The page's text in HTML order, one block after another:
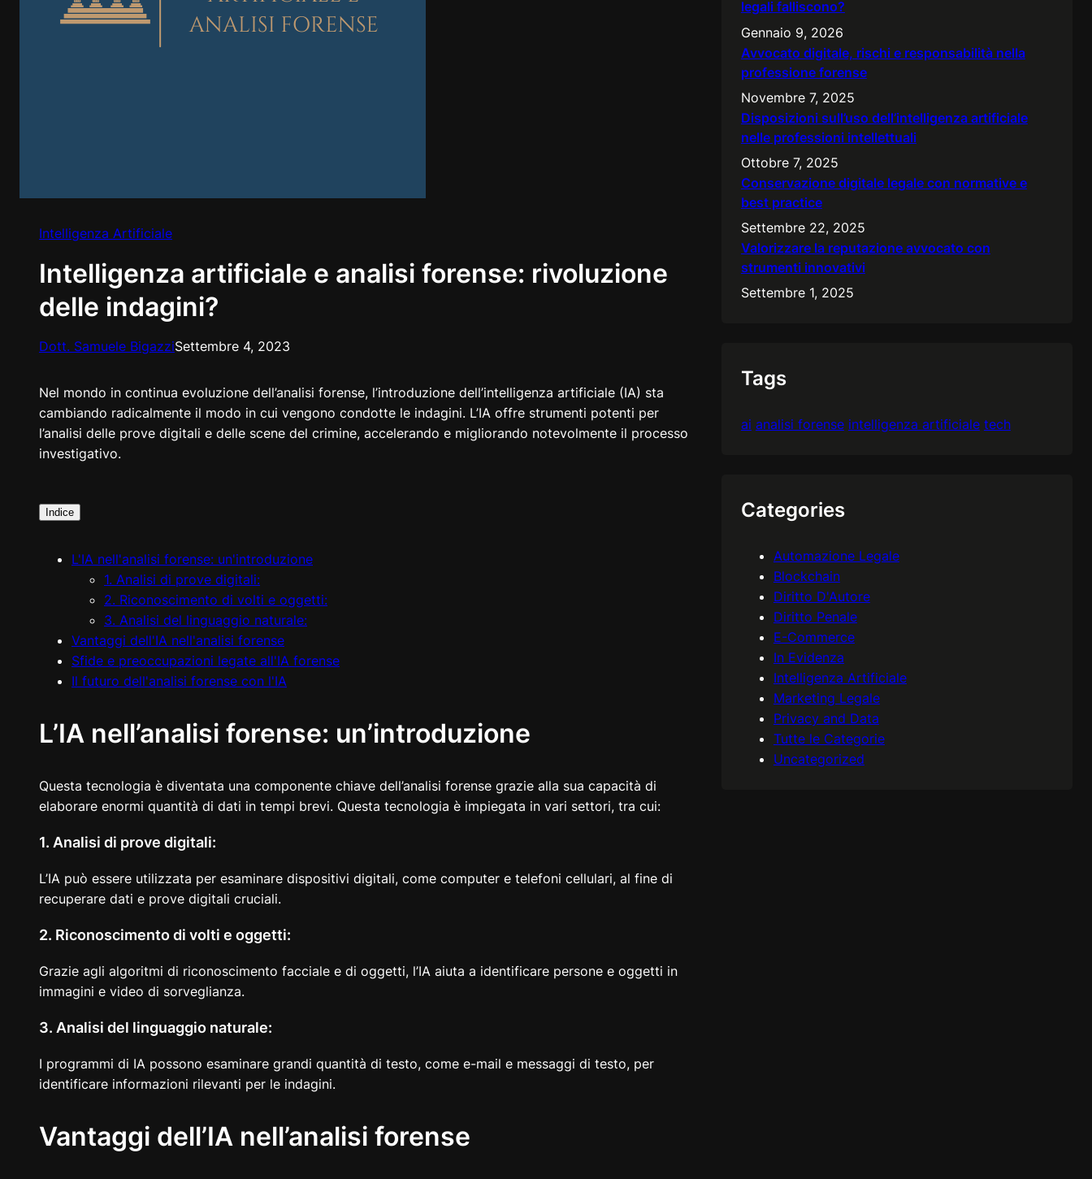
Intelligenza Artificiale
Intelligenza artificiale e analisi forense: rivoluzione
delle indagini?
Dott. Samuele BigazziSettembre 4, 2023
Nel mondo in continua evoluzione dell’analisi forense, l’introduzione dell’intelligenza artificiale (IA) sta
cambiando radicalmente il modo in cui vengono condotte le indagini. L’IA offre strumenti potenti per
l’analisi delle prove digitali e delle scene del crimine, accelerando e migliorando notevolmente il processo
investigativo.
Indice
L'IA nell'analisi forense: un'introduzione
1. Analisi di prove digitali:
2. Riconoscimento di volti e oggetti:
3. Analisi del linguaggio naturale:
Vantaggi dell'IA nell'analisi forense
Sfide e preoccupazioni legate all'IA forense
Il futuro dell'analisi forense con l'IA
L’IA nell’analisi forense: un’introduzione
Questa tecnologia è diventata una componente chiave dell’analisi forense grazie alla sua capacità di
elaborare enormi quantità di dati in tempi brevi. Questa tecnologia è impiegata in vari settori, tra cui:
1. Analisi di prove digitali:
L’IA può essere utilizzata per esaminare dispositivi digitali, come computer e telefoni cellulari, al fine di
recuperare dati e prove digitali cruciali.
2. Riconoscimento di volti e oggetti:
Grazie agli algoritmi di riconoscimento facciale e di oggetti, l’IA aiuta a identificare persone e oggetti in
immagini e video di sorveglianza.
3. Analisi del linguaggio naturale:
I programmi di IA possono esaminare grandi quantità di testo, come e-mail e messaggi di testo, per
identificare informazioni rilevanti per le indagini.
Vantaggi dell’IA nell’analisi forense
legali falliscono?
Gennaio 9, 2026
Avvocato digitale, rischi e responsabilità nella
professione forense
Novembre 7, 2025
Disposizioni sull’uso dell’intelligenza artificiale
nelle professioni intellettuali
Ottobre 7, 2025
Conservazione digitale legale con normative e
best practice
Settembre 22, 2025
Valorizzare la reputazione avvocato con
strumenti innovativi
Settembre 1, 2025
Tags
ai analisi forense intelligenza artificiale tech
Categories
Automazione Legale
Blockchain
Diritto D'Autore
Diritto Penale
E-Commerce
In Evidenza
Intelligenza Artificiale
Marketing Legale
Privacy and Data
Tutte le Categorie
Uncategorized